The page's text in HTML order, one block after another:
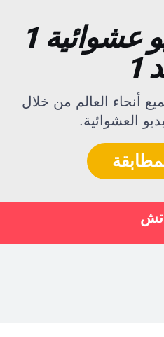
دردشة فيديو عشوائية 1
1
أنحاء العالم من خلال
العشوائية.